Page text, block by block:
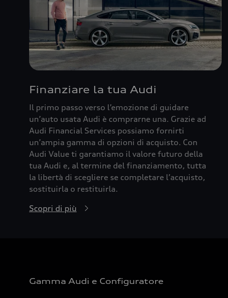
Finanziare la tua Audi
Il primo passo verso l’emozione di guidare
un’auto usata Audi è comprarne una. Grazie ad
Audi Financial Services possiamo fornirti
un’ampia gamma di opzioni di acquisto. Con
Audi Value ti garantiamo il valore futuro della
tua Audi e, al termine del finanziamento, tutta
la libertà di scegliere se completare l’acquisto,
sostituirla o restituirla.
Scopri di più
Gamma Audi e Configuratore